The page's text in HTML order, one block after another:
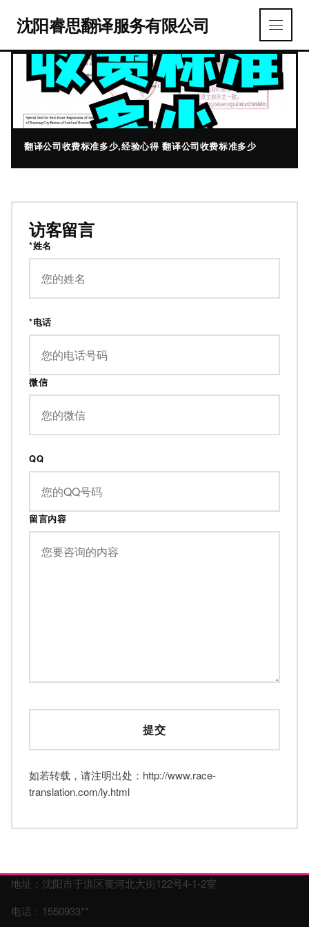
沈阳睿思翻译服务有限公司
翻译公司收费标准多少,经验心得 翻译公司收费标准多少
访客留言
*姓名
*电话
微信
QQ
留言内容
如若转载，请注明出处：http://www.race-
translation.com/ly.html
地址：沈阳市于洪区黄河北大街122号4-1-2室
电话：1550933**